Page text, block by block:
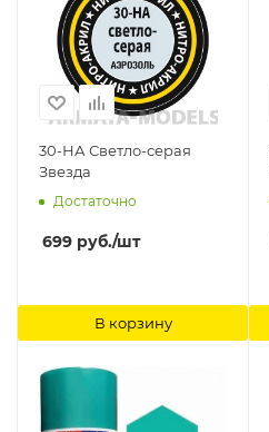
30-НА Светло-серая
Звезда
Достаточно
699 руб./шт
В корзину